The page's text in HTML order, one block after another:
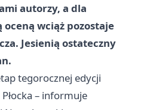
autorzy, a dla
wciąż pozostaje
Jesienią ostateczny
tegorocznej edycji
– informuje